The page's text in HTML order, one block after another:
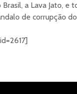
Brasil, a Lava Jato,
de corrupção